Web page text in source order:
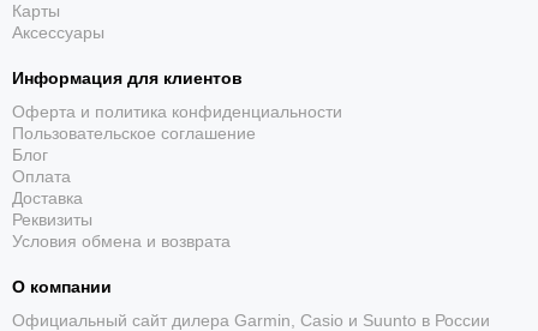
Карты
Аксессуары
Информация для клиентов
Оферта и политика конфиденциальности
Пользовательское соглашение
Блог
Оплата
Доставка
Реквизиты
Условия обмена и возврата
О компании
Официальный сайт дилера Garmin, Casio и Suunto в России